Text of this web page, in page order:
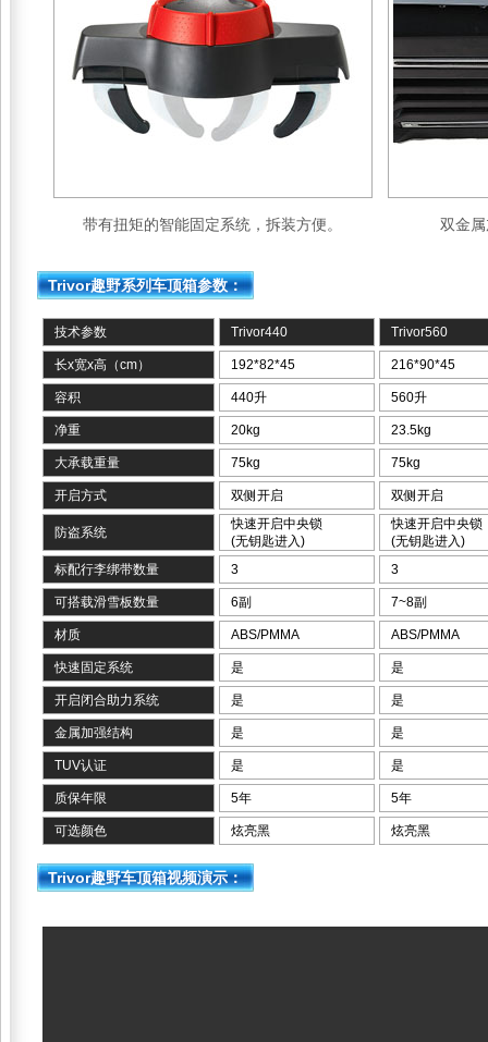
带有扭矩的智能固定系统，拆装方便。 双金
Trivor趣野系列车顶箱参数：
技术参数 Trivor440 Trivor560
长x宽x高（cm） 192*82*45 216*90*45
容积 440升 560升
净重 20kg 23.5kg
大承载重量 75kg 75kg
开启方式 双侧开启 双侧开启
防盗系统
快速开启中央锁
(无钥匙进入)
快速开启中央锁
(无钥匙进入)
标配行李绑带数量
3 3
可搭载滑雪板数量 6副 7~8副
材质 ABS/PMMA ABS/PMMA
快速固定系统 是 是
开启闭合助力系统 是 是
金属加强结构 是 是
TUV认证 是 是
质保年限 5年 5年
可选颜色 炫亮黑 炫亮黑
Trivor趣野车顶箱视频演示：